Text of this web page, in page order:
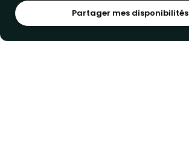
Partager mes disponibilités